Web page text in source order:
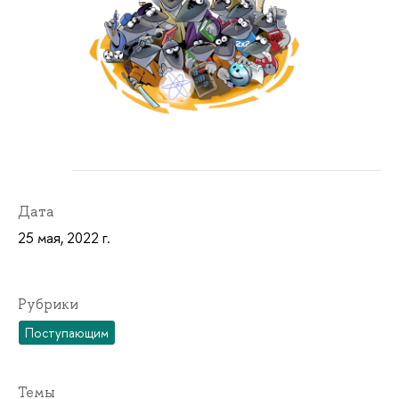
Дата
25 мая, 2022 г.
Рубрики
Поступающим
Темы